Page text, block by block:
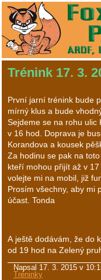
Trénink 17. 3.
První jarní trénink bude
mírný klus a bude
Sejdeme se na rohu ulic
v 16 hod. Doprava je
Korandova a kousek
Za hodinu se pak na
kteří mohou přijít až v
volejte mi na mobil, již
Prosím všechny, aby mi
účast. Tonda
A ještě dodávám, že do
od 19 hod na Zelený
Napsal 17. 3. 2015 v
Tréninky